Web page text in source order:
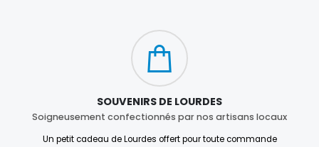
SOUVENIRS DE LOURDES
Soigneusement confectionnés par nos artisans locaux
Un petit cadeau de Lourdes offert pour toute commande